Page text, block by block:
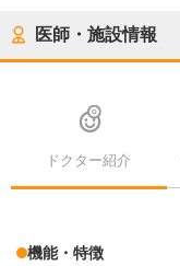
医師・施設情報
ドクター紹介
機能・特徴